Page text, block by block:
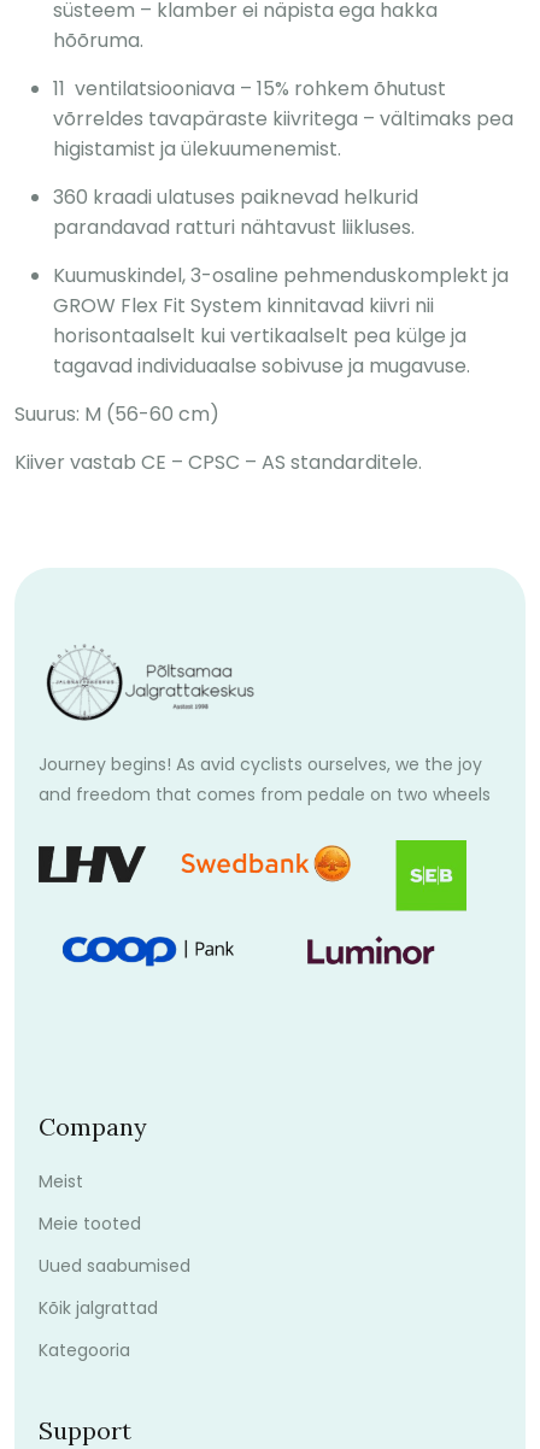
süsteem – klamber ei näpista ega hakka
hõõruma.
11 ventilatsiooniava – 15% rohkem õhutust
võrreldes tavapäraste kiivritega – vältimaks pea
higistamist ja ülekuumenemist.
360 kraadi ulatuses paiknevad helkurid
parandavad ratturi nähtavust liikluses.
Kuumuskindel, 3-osaline pehmenduskomplekt ja
GROW Flex Fit System kinnitavad kiivri nii
horisontaalselt kui vertikaalselt pea külge ja
tagavad individuaalse sobivuse ja mugavuse.
Suurus: M (56-60 cm)
Kiiver vastab CE – CPSC – AS standarditele.
Journey begins! As avid cyclists ourselves, we the joy
and freedom that comes from pedale on two wheels
Company
Meist
Meie tooted
Uued saabumised
Kõik jalgrattad
Kategooria
Support